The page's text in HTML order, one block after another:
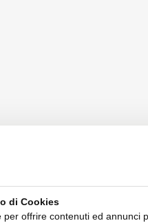
di Cookies
per offrire contenuti ed annunci